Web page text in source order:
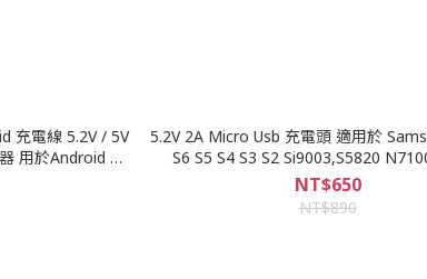
充電線 5.2V / 5V
用於Android 手
視器
5.2V 2A Micro Usb 充電頭 適用於
S6 S5 S4 S3 S2 Si9003,S5820
Note4
NT$650
NT$890